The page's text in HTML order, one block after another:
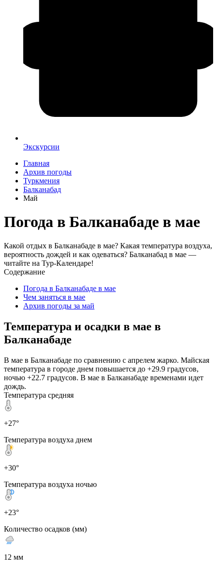
Экскурсии
Главная
Архив погоды
Туркмения
Балканабад
Май
Погода в Балканабаде в мае
Какой отдых в Балканабаде в мае? Какая температура воздуха,
вероятность дождей и как одеваться? Балканабад в мае —
читайте на Тур-Календаре!
Содержание
Погода в Балканабаде в мае
Чем заняться в мае
Архив погоды за май
Температура и осадки в мае в
Балканабаде
В мае в Балканабаде по сравнению с апрелем жарко. Майская
температура в городе днем повышается до +29.9 градусов,
ночью +22.7 градусов. В мае в Балканабаде временами идет
дождь.
Температура средняя
+27°
Температура воздуха днем
+30°
Температура воздуха ночью
+23°
Количество осадков (мм)
12 мм